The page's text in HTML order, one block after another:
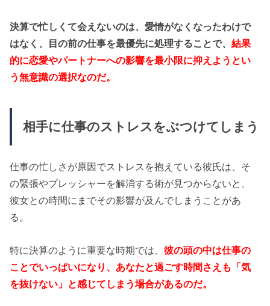
決算で忙しくて会えないのは、愛情がなくなったわけで
はなく、目の前の仕事を最優先に処理することで、結果
的に恋愛やパートナーへの影響を最小限に抑えようとい
う無意識の選択なのだ。
相手に仕事のストレスをぶつけてしまう
仕事の忙しさが原因でストレスを抱えている彼氏は、そ
の緊張やプレッシャーを解消する術が見つからないと、
彼女との時間にまでその影響が及んでしまうことがあ
る。
特に決算のように重要な時期では、彼の頭の中は仕事の
ことでいっぱいになり、あなたと過ごす時間さえも「気
を抜けない」と感じてしまう場合があるのだ。